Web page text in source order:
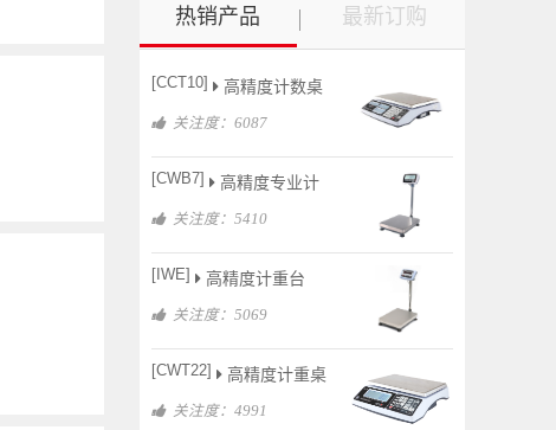
热销产品 最新订购
[CCT10] 高精度计数桌
关注度：6087
[CWB7] 高精度专业计
关注度：5410
[IWE] 高精度计重台
关注度：5069
[CWT22] 高精度计重桌
关注度：4991